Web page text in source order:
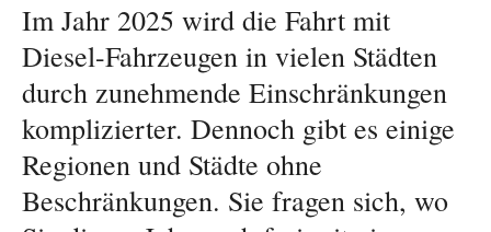
Im Jahr 2025 wird die Fahrt mit
Diesel-Fahrzeugen in vielen Städten
durch zunehmende Einschränkungen
komplizierter. Dennoch gibt es einige
Regionen und Städte ohne
Beschränkungen. Sie fragen sich, wo